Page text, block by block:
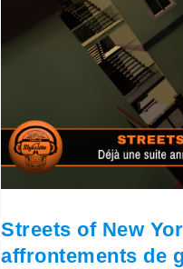
Streets of New
affrontements de